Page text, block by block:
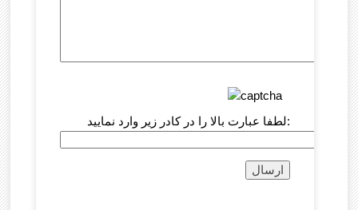
لطفا عبارت بالا را در کادر زیر وارد نمایید: